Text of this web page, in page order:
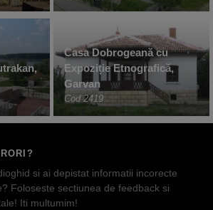
Casa Dobrogeană cu
Expoziție Etnografică,
Garvan
Cod 2419
si ai depistat informatii incorecte
Foloseste sectiunea de feedback si
Iti multumim!